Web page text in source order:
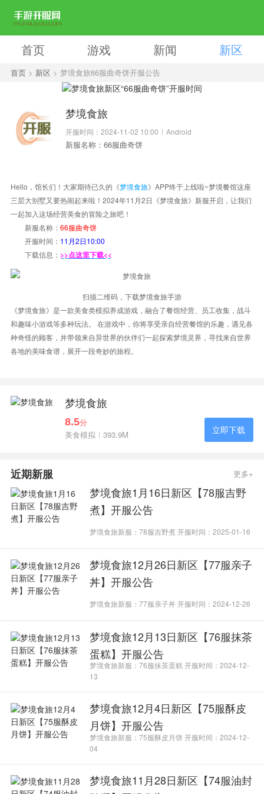
首页 游戏 新闻 新区
首页> 新区 > 梦境食旅66服曲奇饼开服公告
梦境食旅
开服时间：2024-11-02 10:00 Android
新服名称：66服曲奇饼
Hello，馆长们！大家期待已久的《梦境食旅》APP终于上线啦~梦境餐馆这座
三层大别墅又要热闹起来啦！2024年11月2日《梦境食旅》新服开启，让我们
一起加入这场经营美食的冒险之旅吧！
新服名称： 66服曲奇饼
开服时间： 11月2日10:00
下载信息： >>点这里下载<<
扫描二维码，下载梦境食旅手游
《梦境食旅》是一款美食类模拟养成游戏，融合了餐馆经营、员工收集，战斗
和趣味小游戏等多种玩法。 在游戏中，你将享受亲自经营餐馆的乐趣，遇见各
种奇怪的顾客，并带领来自异世界的伙伴们一起探索梦境灵界，寻找来自世界
各地的美味食谱，展开一段奇妙的旅程。
梦境食旅
8.5分
美食模拟
393.9M 立即下载
近期新服 更多+
梦境食旅1月16日新区【78服吉野
煮】开服公告
梦境食旅新服：78服吉野煮 开服时间：2025-01-16
梦境食旅12月26日新区【77服亲子
丼】开服公告
梦境食旅新服：77服亲子丼 开服时间：2024-12-26
梦境食旅12月13日新区【76服抹茶
蛋糕】开服公告
梦境食旅新服：76服抹茶蛋糕 开服时间：2024-12-
13
梦境食旅12月4日新区【75服酥皮
月饼】开服公告
梦境食旅新服：75服酥皮月饼 开服时间：2024-12-
04
梦境食旅11月28日新区【74服油封